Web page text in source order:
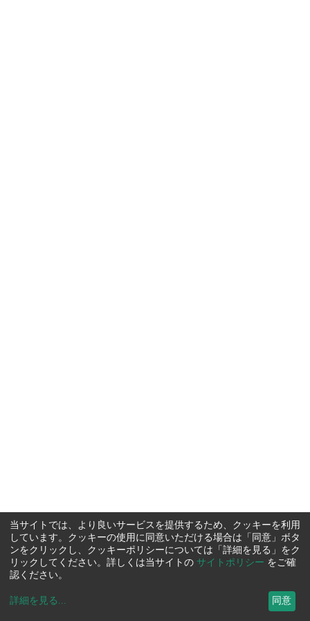
当サイトでは、より良いサービスを提供するため、クッキーを利用
しています。クッキーの使用に同意いただける場合は「同意」ボタ
ンをクリックし、クッキーポリシーについては「詳細を見る」をク
リックしてください。詳しくは当サイトの サイトポリシー をご確
認ください。
詳細を見る ... 同意